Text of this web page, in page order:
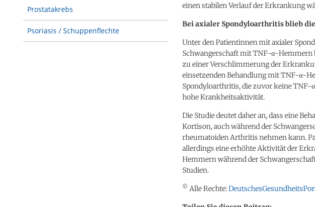
Prostatakrebs
Psoriasis / Schuppenflechte
einen stabilen Verlauf der Erkrankung
Bei axialer Spondyloarthritis blieb
Unter den Patientinnen mit axialer
Schwangerschaft mit TNF-α-Hemmern
zu einer Verschlimmerung der
einsetzenden Behandlung mit TNF-α-
Spondyloarthritis, die zuvor keine
hohe Krankheitsaktivität.
Die Studie deutet daher an, dass eine
Kortison, auch während der
rheumatoiden Arthritis nehmen kann.
allerdings eine erhöhte Aktivität der
Hemmern während der
Studien.
© Alle Rechte: